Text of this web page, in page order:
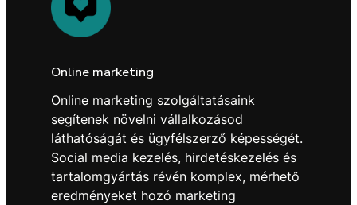
Online marketing
Online marketing szolgáltatásaink
segítenek növelni vállalkozásod
láthatóságát és ügyfélszerző képességét.
Social media kezelés, hirdetéskezelés és
tartalomgyártás révén komplex, mérhető
eredményeket hozó marketing